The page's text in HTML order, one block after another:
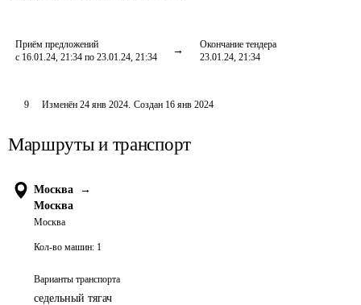
Приём предложений
с 16.01.24, 21:34 по 23.01.24, 21:34
Окончание тендера
23.01.24, 21:34
9 Изменён 24 янв 2024. Создан 16 янв 2024
Маршруты и транспорт
Москва
→
Москва
Москва
Кол-во машин: 1
Варианты транспорта
седельный тягач